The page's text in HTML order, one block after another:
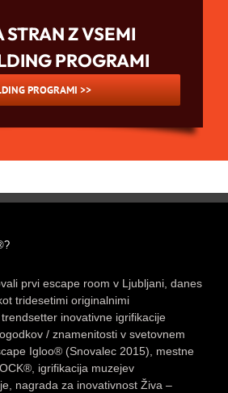
Z VSEMI
PROGRAMI
PROGRAMI >>
prvi escape room v Ljubljani, danes
tridesetimi originalnimi
inovativne igrifikacije
/ znamenitosti v svetovnem
Igloo® (Snovalec 2015), mestne
igrifikacija muzejev
nagrada za inovativnost Živa –